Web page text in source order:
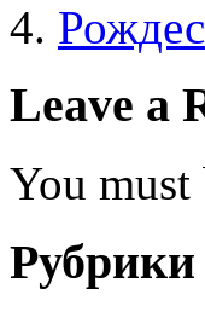
Leave a
You must
Рубрики